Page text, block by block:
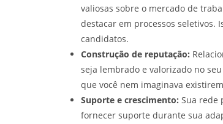
valiosas sobre o mercado de
destacar em processos seletivos.
candidatos.
Construção de reputação:
seja lembrado e valorizado no
que você nem imaginava
Suporte e crescimento: Sua rede
fornecer suporte durante sua